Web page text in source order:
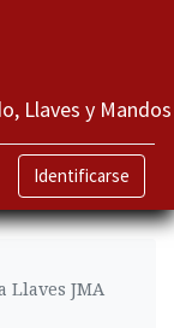
Llaves y Mandos
Identificarse
Llaves JMA